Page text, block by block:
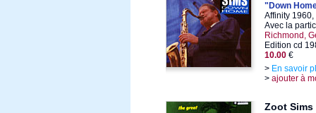
"Down
Affinity
Avec la
Richmond,
Edition cd
10.00 €
> En savoir
> ajouter à
Zoot Sims